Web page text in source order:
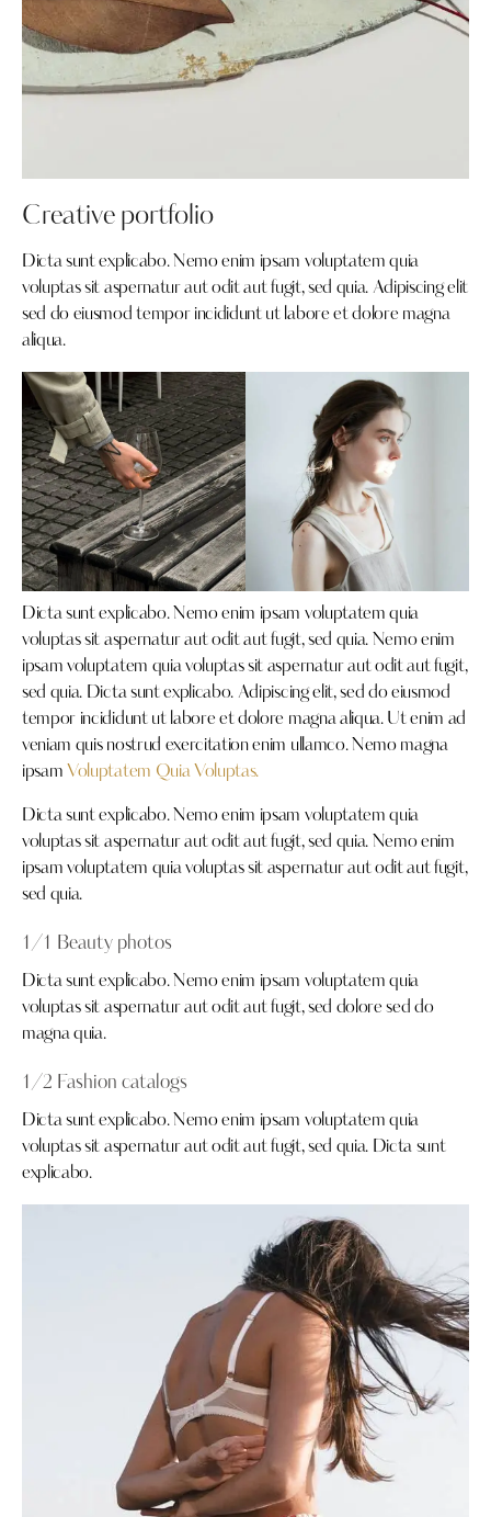
Creative portfolio
Dicta sunt explicabo. Nemo enim ipsam voluptatem quia
voluptas sit aspernatur aut odit aut fugit, sed quia. Adipiscing elit
sed do eiusmod tempor incididunt ut labore et dolore magna
aliqua.
Dicta sunt explicabo. Nemo enim ipsam voluptatem quia
voluptas sit aspernatur aut odit aut fugit, sed quia. Nemo enim
ipsam voluptatem quia voluptas sit aspernatur aut odit aut fugit,
sed quia. Dicta sunt explicabo. Adipiscing elit, sed do eiusmod
tempor incididunt ut labore et dolore magna aliqua. Ut enim ad
veniam quis nostrud exercitation enim ullamco. Nemo magna
ipsam Voluptatem Quia Voluptas.
Dicta sunt explicabo. Nemo enim ipsam voluptatem quia
voluptas sit aspernatur aut odit aut fugit, sed quia. Nemo enim
ipsam voluptatem quia voluptas sit aspernatur aut odit aut fugit,
sed quia.
1/1 Beauty photos
Dicta sunt explicabo. Nemo enim ipsam voluptatem quia
voluptas sit aspernatur aut odit aut fugit, sed dolore sed do
magna quia.
1/2 Fashion catalogs
Dicta sunt explicabo. Nemo enim ipsam voluptatem quia
voluptas sit aspernatur aut odit aut fugit, sed quia. Dicta sunt
explicabo.